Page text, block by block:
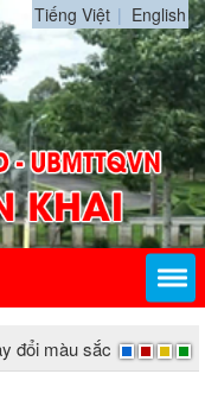
Tiếng Việt English
đổi màu sắc